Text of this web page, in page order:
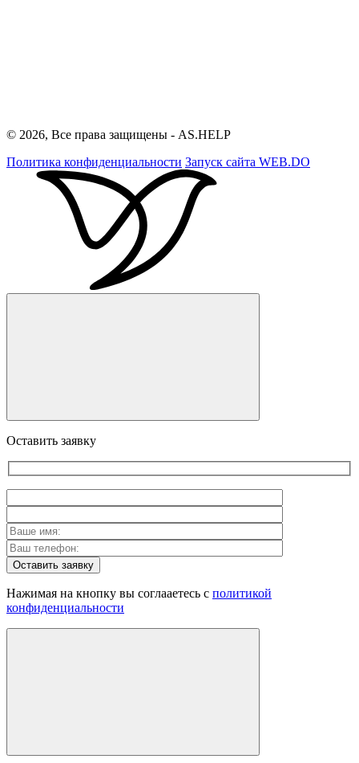
© 2026, Все права защищены - AS.HELP
Политика конфиденциальности Запуск сайта WEB.DO
Оставить заявку
Оставить заявку
Нажимая на кнопку вы соглааетесь с политикой
конфиденциальности